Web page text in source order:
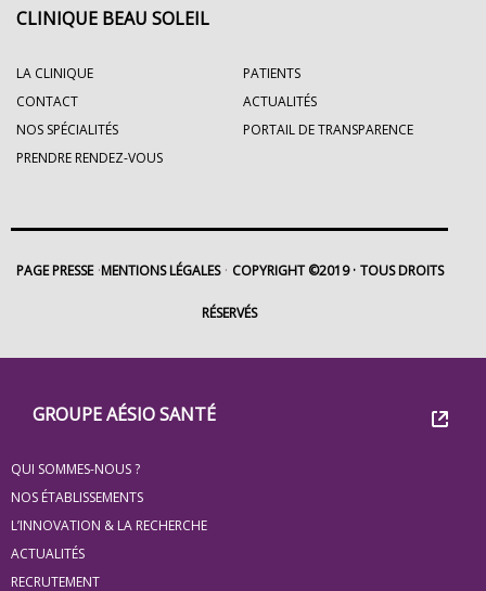
Groupe
Eovi
pour
les
minis
GROUPE AÉSIO SANTÉ
QUI SOMMES-NOUS ?
NOS ÉTABLISSEMENTS
L’INNOVATION & LA RECHERCHE
ACTUALITÉS
RECRUTEMENT
CLINIQUE BEAU SOLEIL
LA CLINIQUE
PATIENTS
CONTACT
ACTUALITÉS
NOS SPÉCIALITÉS
PORTAIL DE TRANSPARENCE
PRENDRE RENDEZ-VOUS
PAGE PRESSE MENTIONS LÉGALES COPYRIGHT ©2019 TOUS DROITS
RÉSERVÉS